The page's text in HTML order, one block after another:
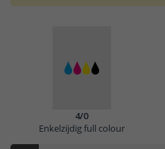
4/0
Enkelzijdig full colour